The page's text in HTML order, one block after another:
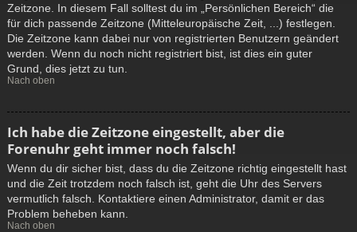
Zeitzone. In diesem Fall solltest du im „Persönlichen Bereich“ die
für dich passende Zeitzone (Mitteleuropäische Zeit, ...) festlegen.
Die Zeitzone kann dabei nur von registrierten Benutzern geändert
werden. Wenn du noch nicht registriert bist, ist dies ein guter
Grund, dies jetzt zu tun.
Nach oben
Ich habe die Zeitzone eingestellt, aber die
Forenuhr geht immer noch falsch!
Wenn du dir sicher bist, dass du die Zeitzone richtig eingestellt hast
und die Zeit trotzdem noch falsch ist, geht die Uhr des Servers
vermutlich falsch. Kontaktiere einen Administrator, damit er das
Problem beheben kann.
Nach oben